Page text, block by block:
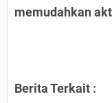
memudahkan
Berita Terkait :